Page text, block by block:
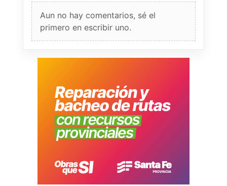
Aun no hay comentarios, sé el
primero en escribir uno.